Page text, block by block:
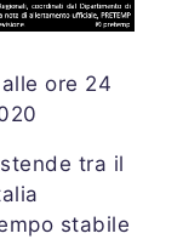
ore 24
tra il
stabile